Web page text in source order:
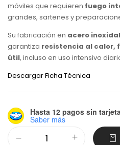
móviles que requieren fuego
grandes, sartenes y
Su fabricación en acero
garantiza resistencia al calor,
útil, incluso en uso intensivo
Descargar Ficha Técnica
Hasta 12 pagos sin tarjeta
Saber más